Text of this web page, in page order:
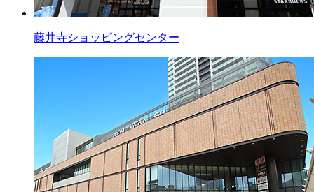
藤井寺ショッピングセンター